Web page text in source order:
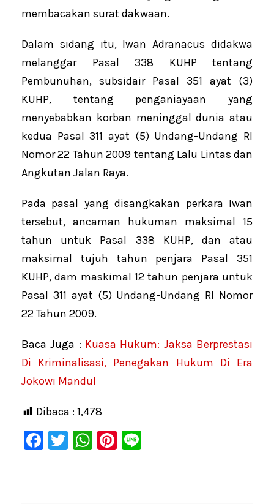
membacakan surat dakwaan.
Dalam sidang itu, Iwan Adranacus didakwa
melanggar Pasal 338 KUHP tentang
Pembunuhan, subsidair Pasal 351 ayat (3)
KUHP, tentang penganiayaan yang
menyebabkan korban meninggal dunia atau
kedua Pasal 311 ayat (5) Undang-Undang RI
Nomor 22 Tahun 2009 tentang Lalu Lintas dan
Angkutan Jalan Raya.
Pada pasal yang disangkakan perkara Iwan
tersebut, ancaman hukuman maksimal 15
tahun untuk Pasal 338 KUHP, dan atau
maksimal tujuh tahun penjara Pasal 351
KUHP, dam maskimal 12 tahun penjara untuk
Pasal 311 ayat (5) Undang-Undang RI Nomor
22 Tahun 2009.
Baca Juga : Kuasa Hukum: Jaksa Berprestasi
Di Kriminalisasi, Penegakan Hukum Di Era
Jokowi Mandul
Dibaca : 1,478
F
T
W Pi